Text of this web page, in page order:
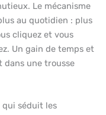
Le mécanisme
au quotidien : plus
cliquez et vous
Un gain de temps et
une trousse
qui séduit les